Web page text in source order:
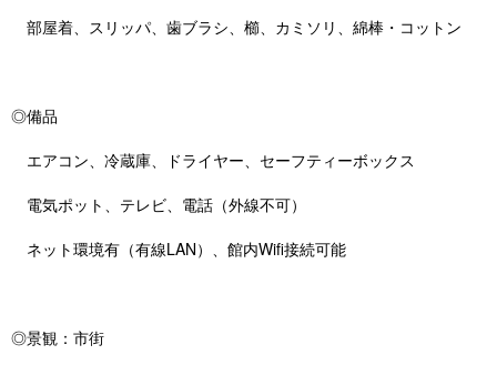
部屋着、スリッパ、歯ブラシ、櫛、カミソリ、綿棒・コットン
◎備品
エアコン、冷蔵庫、ドライヤー、セーフティーボックス
電気ポット、テレビ、電話（外線不可）
ネット環境有（有線LAN）、館内Wifi接続可能
◎景観：市街